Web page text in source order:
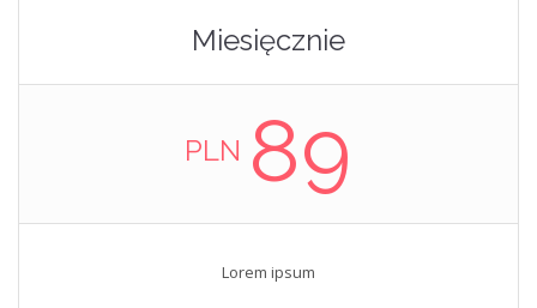
Miesięcznie
PLN 89
Lorem ipsum